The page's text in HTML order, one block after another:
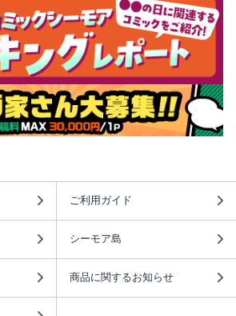
ご利用ガイド
シーモア島
商品に関するお知らせ